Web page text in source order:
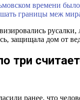
времени
границы меж
защищала дом от
три
ранее, что